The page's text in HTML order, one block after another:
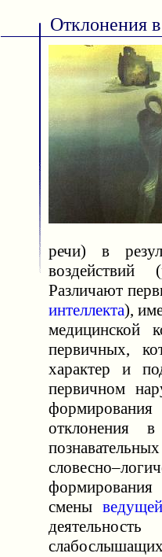
Отклонения
речи) в
воздействий
Различают
интеллекта),
медицинской
первичных,
характер и
первичном
отклонения
формирования
смены